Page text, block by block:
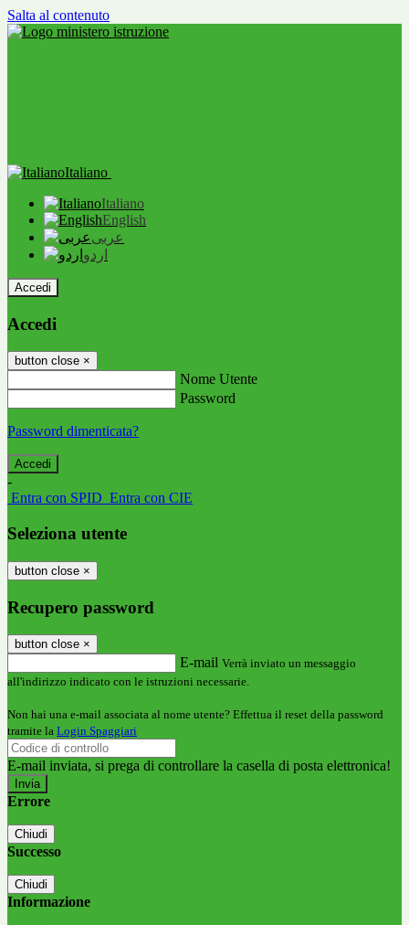
Salta al contenuto
Italiano
Italiano
English
عربى
اردو
Accedi
Accedi
button close ×
Nome Utente
Password
Password dimenticata?
-
Entra con SPID Entra con CIE
Seleziona utente
button close ×
Recupero password
button close ×
E-mail Verrà inviato un messaggio
all'indirizzo indicato con le istruzioni necessarie.
Non hai una e-mail associata al nome utente? Effettua il reset della password
tramite la Login Spaggiari
E-mail inviata, si prega di controllare la casella di posta elettronica!
Errore
Chiudi
Successo
Chiudi
Informazione